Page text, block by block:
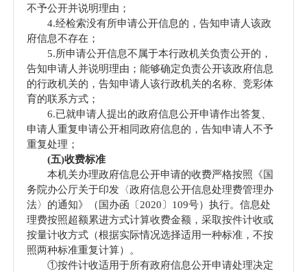
不予公开并说明理由；
4.经检索没有所申请公开信息的，告知申请人该政
府信息不存在；
5.所申请公开信息不属于本行政机关负责公开的，
告知申请人并说明理由；能够确定负责公开该政府信息
的行政机关的，告知申请人该行政机关的名称、竞彩体
育的联系方式；
6.已就申请人提出的政府信息公开申请作出答复、
申请人重复申请公开相同政府信息的，告知申请人不予
重复处理；
(五)收费标准
本机关办理政府信息公开申请的收费严格按照《国
务院办公厅关于印发〈政府信息公开信息处理费管理办
法〉的通知》（国办函〔2020〕109号）执行。信息处
理费按照超额累进方式计算收费金额，采取按件计收或
按量计收方式（根据实际情况选择适用一种标准，不按
照两种标准重复计算）。
①按件计收适用于所有政府信息公开申请处理决定